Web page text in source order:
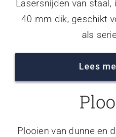
Lasersnijden van
40 mm dik, geschikt
als
Lees
Plooien van dunne en